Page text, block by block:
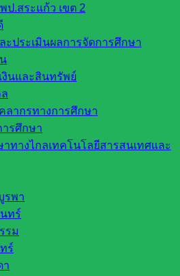
ป.สระแก้ว เขต 2
ะประเมินผลการจัดการศึกษา
งินและสินทรัพย์
ากรทางการศึกษา
ารศึกษา
ทางไกลเทคโนโลยีสารสนเทศและ
รพา
ทร์
รม
ร์
า